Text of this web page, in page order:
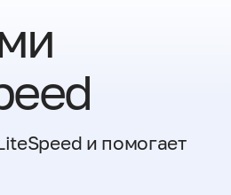
и помогает